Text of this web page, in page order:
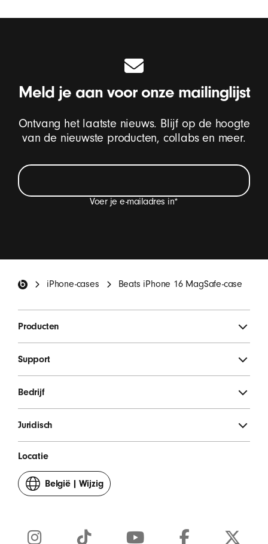
Meld je aan voor onze mailinglijst
Ontvang het laatste nieuws. Blijf op de hoogte
van de nieuwste producten, collabs en meer.
Voer je e-mailadres in*
uitnodiging voor een enquête.*
iPhone-cases Beats iPhone 16 MagSafe-case
Producten
Support
Bedrijf
Juridisch
Locatie
België Wijzig
je
regio